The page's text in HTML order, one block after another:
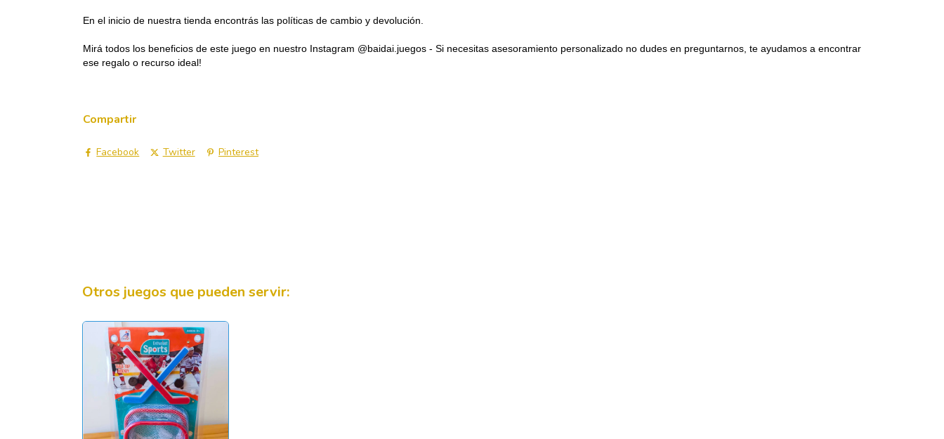
En el inicio de nuestra tienda encontrás las políticas de cambio y devolución.
Mirá todos los beneficios de este juego en nuestro Instagram @baidai.juegos - Si necesitas asesoramiento personalizado no dudes en preguntarnos, te ayudamos a encontrar
ese regalo o recurso ideal!
Compartir
Facebook Twitter Pinterest
Otros juegos que pueden servir: